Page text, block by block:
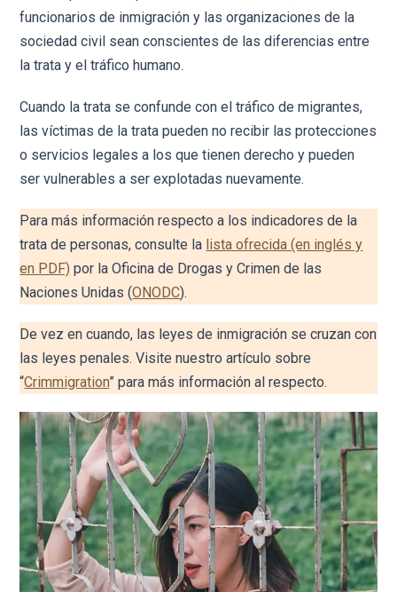
funcionarios de inmigración y las organizaciones de la
sociedad civil sean conscientes de las diferencias entre
la trata y el tráfico humano.
Cuando la trata se confunde con el tráfico de migrantes,
las víctimas de la trata pueden no recibir las protecciones
o servicios legales a los que tienen derecho y pueden
ser vulnerables a ser explotadas nuevamente.
Para más información respecto a los indicadores de la
trata de personas, consulte la lista ofrecida (en inglés y
en PDF) por la Oficina de Drogas y Crimen de las
Naciones Unidas (ONODC).
De vez en cuando, las leyes de inmigración se cruzan con
las leyes penales. Visite nuestro artículo sobre
“Crimmigration” para más información al respecto.